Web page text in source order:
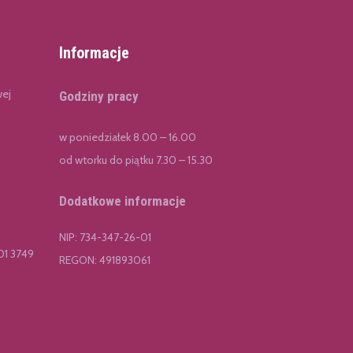
3749
Informacje
Godziny pracy
w poniedziałek 8.00 – 16.00
od wtorku do piątku 7.30 – 15.30
Dodatkowe informacje
NIP: 734-347-26-01
REGON: 491893061